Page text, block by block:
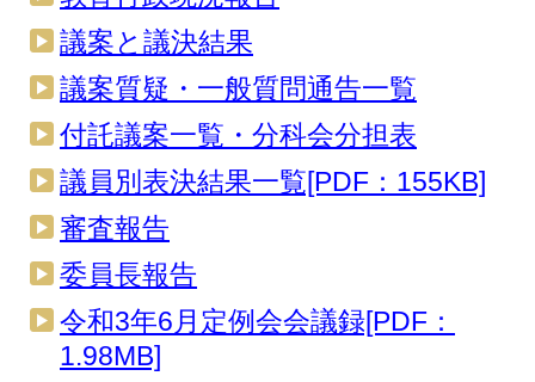
議案と議決結果
議案質疑・一般質問通告一覧
付託議案一覧・分科会分担表
議員別表決結果一覧[PDF：155KB]
審査報告
委員長報告
令和3年6月定例会会議録[PDF：
1.98MB]